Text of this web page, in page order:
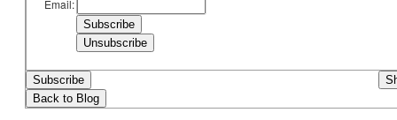
Email:
Subscribe
Back to Blog